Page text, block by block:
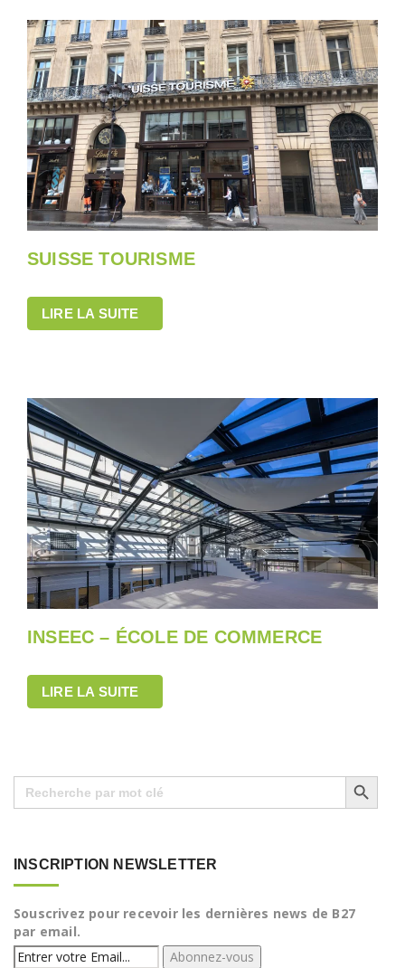
SUISSE TOURISME
LIRE LA SUITE
INSEEC – ÉCOLE DE COMMERCE
LIRE LA SUITE
Search
for:
Search Button
INSCRIPTION NEWSLETTER
Souscrivez pour recevoir les dernières news de B27
par email.